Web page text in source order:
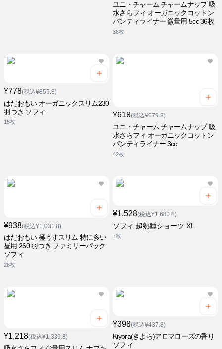
ユニ・チャーム チャームナップ 吸
水さらフィ オーガニックコットン
パンティライナー 微量用 5cc 36枚
36枚
¥778(税込¥855.8)
はだおもい オーガニックスリム230
羽つき ソフィ
15枚
¥618(税込¥679.8)
ユニ・チャーム チャームナップ 吸
水さらフィ オーガニックコットン
パンティライナー 3cc
42枚
¥938(税込¥1,031.8)
はだおもい 極うすスリム 特に多い
昼用 260 羽つき ファミリーパック
ソフィ
28枚
¥1,528(税込¥1,680.8)
ソフィ 超熟睡ショーツ XL
7枚
¥1,218(税込¥1,339.8)
¥398(税込¥437.8)
Kiyora(きよら)アロマローズの香り
ソフィ